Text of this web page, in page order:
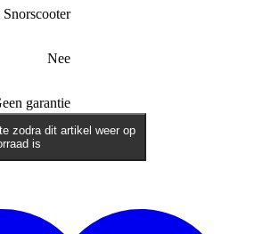
Nee
garantie
zodra dit artikel weer op
is